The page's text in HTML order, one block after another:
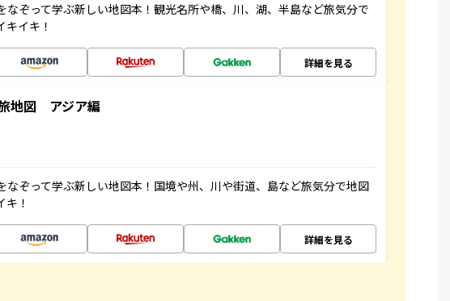
なぞって学ぶ新しい地図本！観光名所や橋、川、湖、半島など旅気分で
イキ！
詳細を見る
地図 アジア編
なぞって学ぶ新しい地図本！国境や州、川や街道、島など旅気分で地図
！
詳細を見る